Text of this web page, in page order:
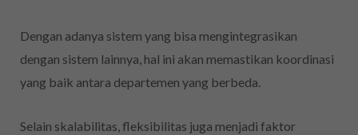
Dengan adanya sistem yang bisa mengintegrasikan
dengan sistem lainnya, hal ini akan memastikan koordinasi
yang baik antara departemen yang berbeda.
Selain skalabilitas, fleksibilitas juga menjadi faktor